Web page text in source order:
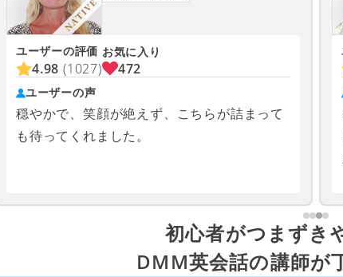
ユーザーの評価
4.98 (1027)
お気に入り
472
ユーザーの声
穏やかで、笑顔が絶えず、こちらが詰まって
も待ってくれました。
初心者がつまずき
DMM英会話の講師が